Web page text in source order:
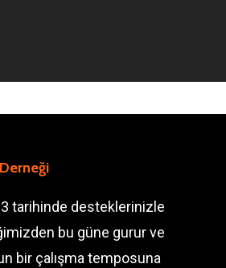
tarihinde desteklerinizle
bu güne gurur ve
bir çalışma temposuna